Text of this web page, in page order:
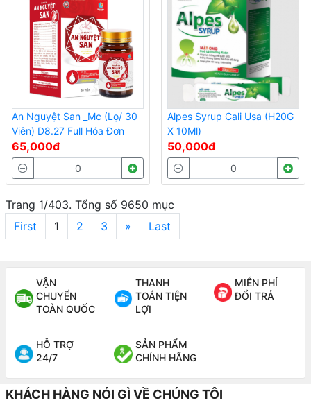
An Nguyệt San _Mc (Lọ/ 30
Viên) D8.27 Full Hóa Đơn
65,000đ
Alpes Syrup Cali Usa (H20G
X 10Ml)
50,000đ
Trang 1/403. Tổng số 9650 mục
First
1 2 3 » Last
VẬN
CHUYỂN
TOÀN QUỐC
THANH
TOÁN TIỆN
LỢI
MIỄN PHÍ
ĐỔI TRẢ
HỖ TRỢ
24/7
SẢN PHẨM
CHÍNH HÃNG
KHÁCH HÀNG NÓI GÌ VỀ CHÚNG TÔI